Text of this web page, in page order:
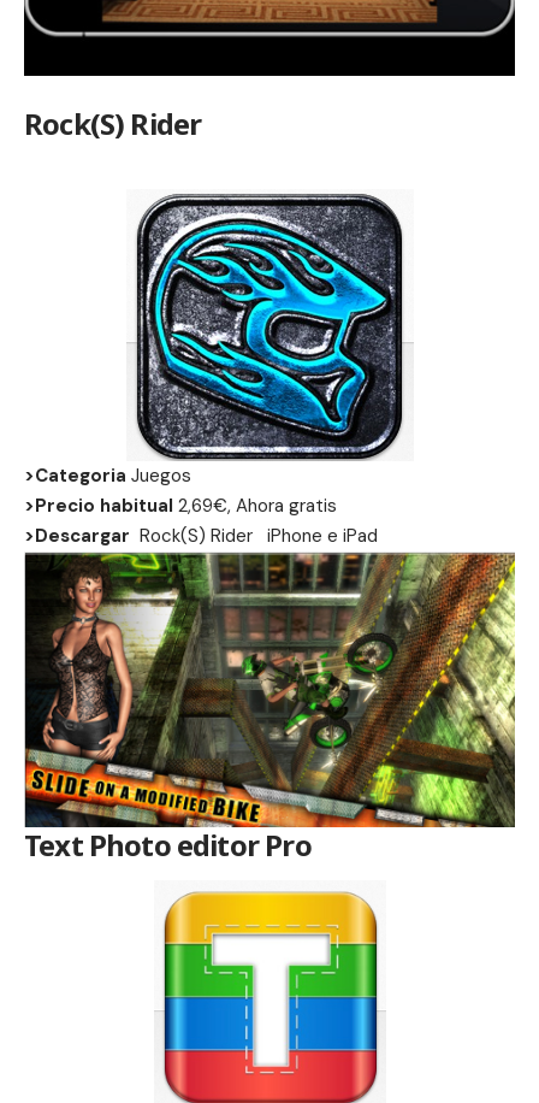
Rock(S) Rider
>Categoria Juegos
>Precio habitual 2,69€, Ahora gratis
>Descargar Rock(S) Rider iPhone e iPad
Text Photo editor Pro